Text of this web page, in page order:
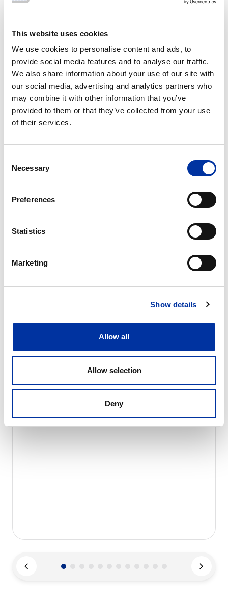
This website uses cookies
We use cookies to personalise content and ads, to
provide social media features and to analyse our traffic.
We also share information about your use of our site with
our social media, advertising and analytics partners who
may combine it with other information that you’ve
provided to them or that they’ve collected from your use
of their services.
Selection
Necessary
Preferences
Statistics
Marketing
Show details
Allow all
Allow selection
Deny
Unità di trasporto materiali
L'unità di trasporto materiali è una macchina
attrezzature pesanti negli scavi sotterranei.
tonnellate e di regolare la propria altezza
fino a 2 metri. ITM ha progettato un telaio
sostenere pesi elevati, senza compromettere
l'agilità e la versatilità della macchina.